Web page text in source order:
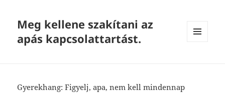
Meg kellene szakítani az
apás kapcsolattartást.
Gyerekhang: Figyelj, apa, nem kell mindennap